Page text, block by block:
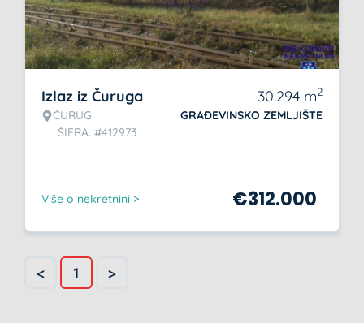
Izlaz iz Čuruga
ČURUG
ŠIFRA: #412973
30.294 m2
GRAĐEVINSKO ZEMLJIŠTE
Više o nekretnini > €312.000
< 1 >